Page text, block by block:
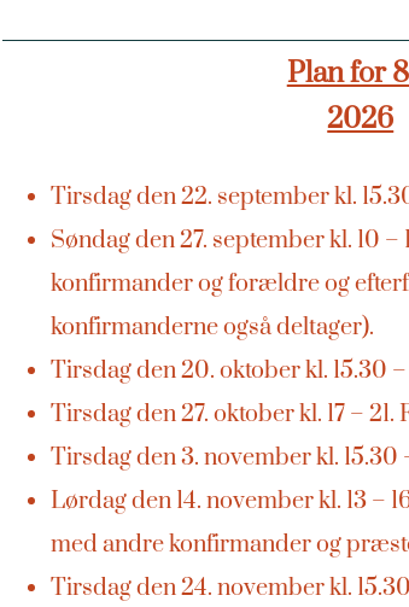
Plan for
2026
Tirsdag den 22. september kl.
Søndag den 27. september kl. 10 –
konfirmander og forældre og
konfirmanderne også deltager).
Tirsdag den 20. oktober kl. 15.30
Tirsdag den 27. oktober kl. 17 –
Tirsdag den 3. november kl.
Lørdag den 14. november kl. 13 –
med andre konfirmander og
Tirsdag den 24. november kl.